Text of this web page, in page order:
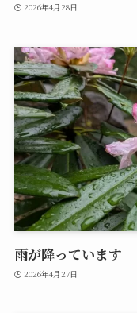
2026年4月28日
雨が降っています
2026年4月27日